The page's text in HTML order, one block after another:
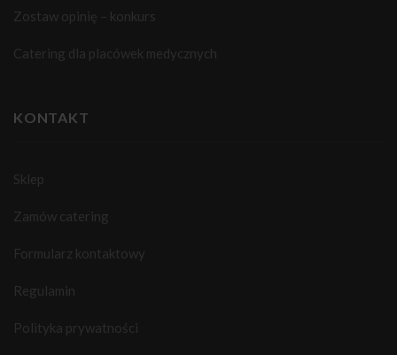
Zostaw opinię – konkurs
Catering dla placówek medycznych
KONTAKT
Sklep
Zamów catering
Formularz kontaktowy
Regulamin
Polityka prywatności